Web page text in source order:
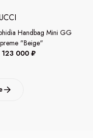
Handbag Mini GG
"Beige"
123 000 ₽